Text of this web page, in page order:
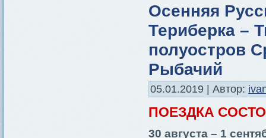
Осенняя
Териберка –
полуостров
Рыбачий
05.01.2019 | Автор:
ПОЕЗДКА
30 августа – 1